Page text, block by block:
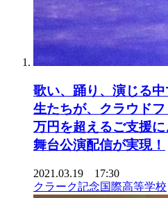
歌い、踊り、演じる
生たちが、クラウド
万円を超えるご支援
舞台公演配信が実現！
2021.03.19 17:30
クラーク記念国際高等学校